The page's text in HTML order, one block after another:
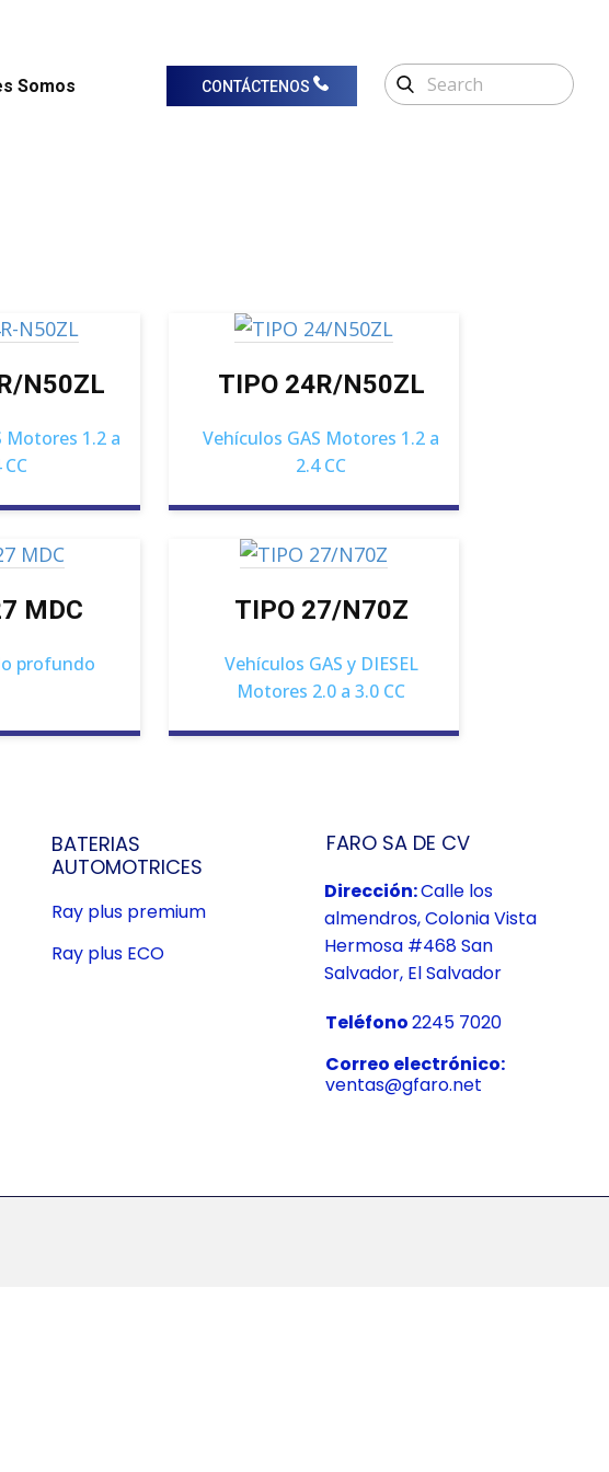
Somos CONTÁCTENOS
N50ZL
Motores 1.2 a
CC
TIPO 24R/N50ZL
Vehículos GAS Motores 1.2 a
2.4 CC
MDC
profundo
TIPO 27/N70Z
Vehículos GAS y DIESEL
Motores 2.0 a 3.0 CC
BATERIAS
AUTOMOTRICES
Ray plus premium
Ray plus ECO
FARO SA DE CV
Dirección:Calle los
almendros, Colonia Vista
Hermosa #468 San
Salvador, El Salvador
Teléfono2245 7020
Correo electrónico:
ventas@gfaro.net